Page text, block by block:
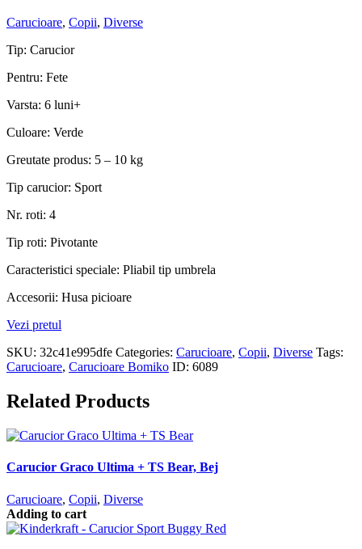
Carucioare, Copii, Diverse
Tip: Carucior
Pentru: Fete
Varsta: 6 luni+
Culoare: Verde
Greutate produs: 5 – 10 kg
Tip carucior: Sport
Nr. roti: 4
Tip roti: Pivotante
Caracteristici speciale: Pliabil tip umbrela
Accesorii: Husa picioare
Vezi pretul
SKU: 32c41e995dfe Categories: Carucioare, Copii, Diverse Tags:
Carucioare, Carucioare Bomiko ID: 6089
Related Products
Carucior Graco Ultima + TS Bear, Bej
Carucioare, Copii, Diverse
Adding to cart